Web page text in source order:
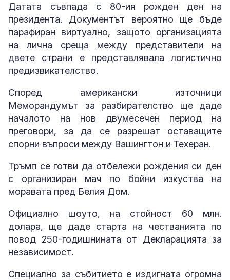
Датата съвпада с 80-ия рожден ден на
президента. Документът вероятно ще бъде
парафиран виртуално, защото организацията
на лична среща между представители на
двете страни е представлявала логистично
предизвикателство.
Според американски източници
Меморандумът за разбирателство ще даде
началото на нов двумесечен период на
преговори, за да се разрешат оставащите
спорни въпроси между Вашингтон и Техеран.
Тръмп се готви да отбележи рождения си ден
с организиран мач по бойни изкуства на
моравата пред Белия Дом.
Официално шоуто, на стойност 60 млн.
долара, ще даде старта на честванията по
повод 250-годишнината от Декларацията за
независимост.
Специално за събитието е издигната огромна